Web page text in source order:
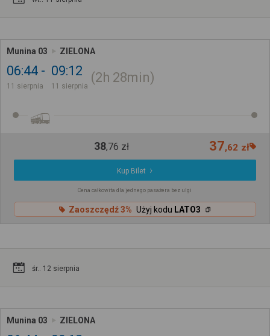
Munina 03 ZIELONA
06:44
11 sierpnia
09:12
11 sierpnia
2h 28min
38,76 zł 37,62 zł
Kup Bilet
Cena całkowita dla jednego pasażera bez ulgi
Zaoszczędź 3% Użyj kodu LATO3
śr.. 12 sierpnia
Munina 03 ZIELONA